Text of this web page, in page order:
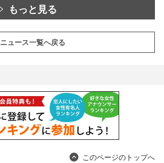
もっと見る
ニュース一覧へ戻る
このページのトップへ